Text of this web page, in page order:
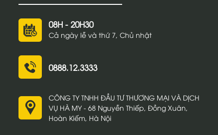
08H - 20H30
Cả ngày lễ và thứ 7, Chủ nhật
0888.12.3333
CÔNG TY TNHH ĐẦU TƯ THƯƠNG MẠI VÀ DỊCH
VỤ HÀ MY - 68 Nguyễn Thiếp, Đồng Xuân,
Hoàn Kiếm, Hà Nội